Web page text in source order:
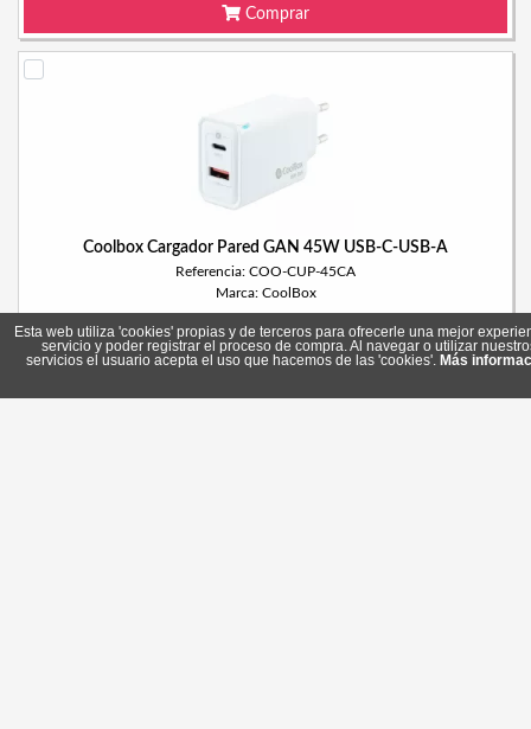
Comprar
Coolbox Cargador Pared GAN 45W USB-C-USB-A
Referencia: COO-CUP-45CA
Marca: CoolBox
17,25 €
En stock
Esta web utiliza 'cookies' propias y de terceros para ofrecerle una mejor
servicio y poder registrar el proceso de compra. Al navegar o utilizar
servicios el usuario acepta el uso que hacemos de las 'cookies'. Más